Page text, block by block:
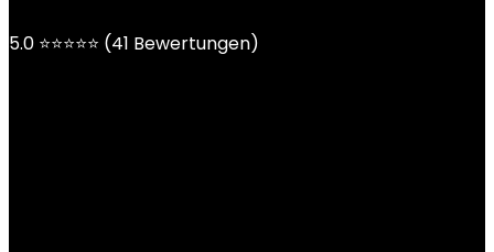
5.0 ⭐⭐⭐⭐⭐ (41 Bewertungen)